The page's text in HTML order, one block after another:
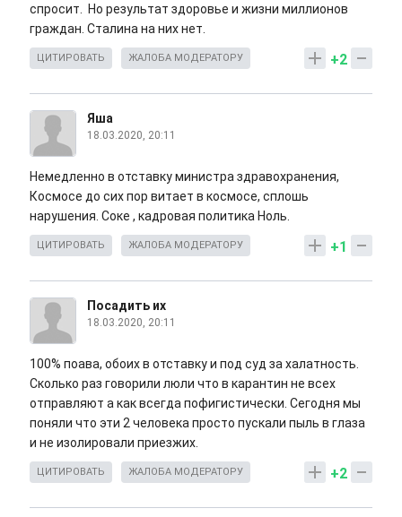
спросит. Но результат здоровье и жизни миллионов
граждан. Сталина на них нет.
+2
ЦИТИРОВАТЬ ЖАЛОБА МОДЕРАТОРУ
Яша
18.03.2020, 20:11
Немедленно в отставку министра здравохранения,
Космосе до сих пор витает в космосе, сплошь
нарушения. Соке , кадровая политика Ноль.
+1
ЦИТИРОВАТЬ ЖАЛОБА МОДЕРАТОРУ
Посадить их
18.03.2020, 20:11
100% поава, обоих в отставку и под суд за халатность.
Сколько раз говорили люли что в карантин не всех
отправляют а как всегда пофигистически. Сегодня мы
поняли что эти 2 человека просто пускали пыль в глаза
и не изолировали приезжих.
+2
ЦИТИРОВАТЬ ЖАЛОБА МОДЕРАТОРУ